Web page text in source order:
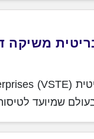
משיקה
שמיועד